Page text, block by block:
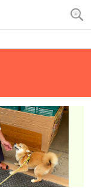
の方